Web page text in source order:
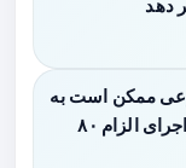
دهد
ممکن است به
مشمولان Medicaid برای اجرای الزام ۸۰